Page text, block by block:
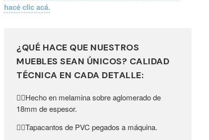
hacé clic acá.
¿QUÉ HACE QUE NUESTROS
MUEBLES SEAN ÚNICOS? CALIDAD
TÉCNICA EN CADA DETALLE:
👉🏼Hecho en melamina sobre aglomerado de
18mm de espesor.
👉🏼Tapacantos de PVC pegados a máquina.